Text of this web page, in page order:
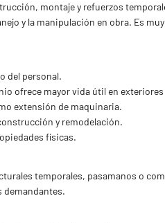
montaje y refuerzos
y la manipulación en obra. Es
del personal.
ofrece mayor vida útil en
extensión de maquinaria.
y remodelación.
físicas.
temporales, pasamanos o
demandantes.